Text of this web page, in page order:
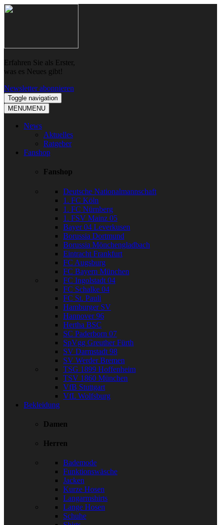
Skip
Skip
Erfahren Sie als Erster,
was es Neues gibt!
Newsletter abonnieren
Toggle navigation
MENUMENU
News
Aktuelles
Ratgeber
Fanshop
Fanshop
Deutsche Nationalmannschaft
1. FC Köln
1. FC Nürnberg
1. FSV Mainz 05
Bayer 04 Leverkusen
Borussia Dortmund
Borussia Mönchengladbach
Eintracht Frankfurt
FC Augsburg
FC Bayern München
FC Ingolstadt 04
FC Schalke 04
FC St. Pauli
Hamburger SV
Hannover 96
Hertha BSC
SC Paderborn 07
SpVgg Greuther Fürth
SV Darmstadt 98
SV Werder Bremen
TSG 1899 Hoffenheim
TSV 1860 München
VfB Stuttgart
VfL Wolfsburg
Bekleidung
Damen
Herren
Bademode
Funktionswäsche
Jacken
Kurze Hosen
Langarmshirts
Lange Hosen
Schuhe